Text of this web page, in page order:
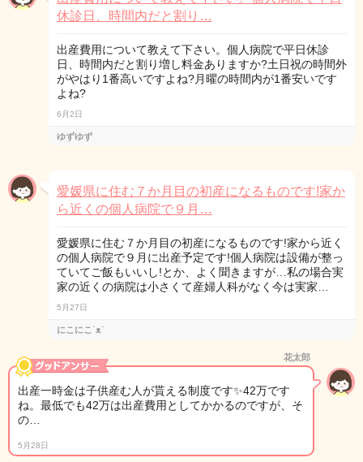
休診日、時間内だと割り…
出産費用について教えて下さい。個人病院で平日休診
日、時間内だと割り増し料金ありますか?土日祝の時間外
がやはり1番高いですよね?月曜の時間内が1番安いです
よね?
6月2日
ゆずゆず
愛媛県に住む７か月目の初産になるものです!家か
ら近くの個人病院で９月…
愛媛県に住む７か月目の初産になるものです!家から近く
の個人病院で９月に出産予定です!個人病院は設備が整っ
ていてご飯もいいし!とか、よく聞きますが…私の場合実
家の近くの病院は小さくて産婦人科がなく今は実家…
5月27日
にこにこ˙ᴥ˙
花太郎
出産一時金は子供産む人が貰える制度です✨42万です
ね。最低でも42万は出産費用としてかかるのですが、そ
の…
5月28日